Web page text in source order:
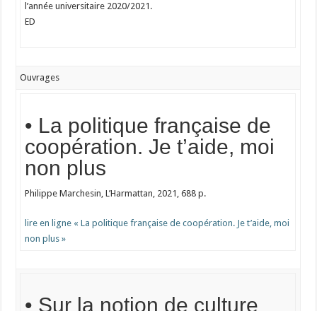
l’année universitaire 2020/2021.
ED
Ouvrages
• La politique française de
coopération. Je t’aide, moi
non plus
Philippe Marchesin, L’Harmattan, 2021, 688 p.
lire en ligne « La politique française de coopération. Je t’aide, moi
non plus »
• Sur la notion de culture